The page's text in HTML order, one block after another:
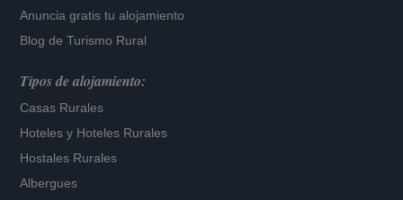
Anuncia gratis tu alojamiento
Blog de Turismo Rural
Tipos de alojamiento:
Casas Rurales
Hoteles y Hoteles Rurales
Hostales Rurales
Albergues